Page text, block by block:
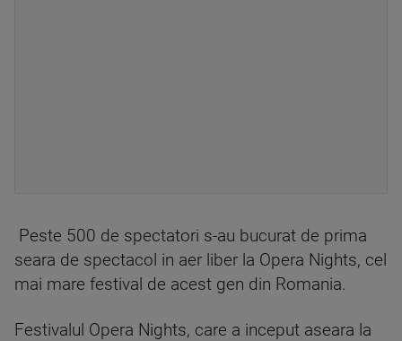
Peste 500 de spectatori s-au bucurat de prima
seara de spectacol in aer liber la Opera Nights, cel
mai mare festival de acest gen din Romania.
Festivalul Opera Nights, care a inceput aseara la